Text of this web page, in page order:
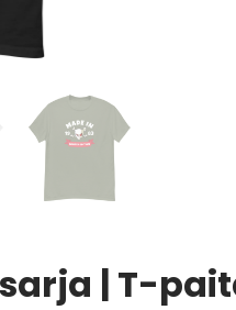
| T-